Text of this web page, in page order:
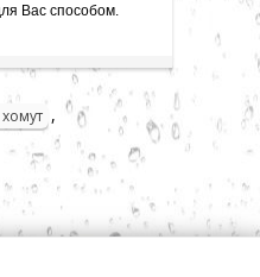
Вас способом
,